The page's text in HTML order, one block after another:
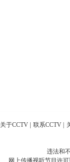
关于CCTV 联系CCTV
违法和
网上传播视听节目许可